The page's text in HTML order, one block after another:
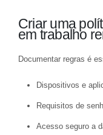
Criar uma
em trabalho
Documentar regras é
Dispositivos e
Requisitos de
Acesso seguro a